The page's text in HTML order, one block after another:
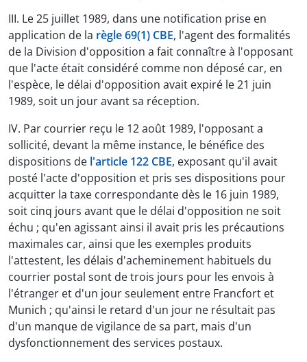
III. Le 25 juillet 1989, dans une notification prise en
application de la règle 69(1) CBE, l'agent des formalités
de la Division d'opposition a fait connaître à l'opposant
que l'acte était considéré comme non déposé car, en
l'espèce, le délai d'opposition avait expiré le 21 juin
1989, soit un jour avant sa réception.
IV. Par courrier reçu le 12 août 1989, l'opposant a
sollicité, devant la même instance, le bénéfice des
dispositions de l'article 122 CBE, exposant qu'il avait
posté l'acte d'opposition et pris ses dispositions pour
acquitter la taxe correspondante dès le 16 juin 1989,
soit cinq jours avant que le délai d'opposition ne soit
échu ; qu'en agissant ainsi il avait pris les précautions
maximales car, ainsi que les exemples produits
l'attestent, les délais d'acheminement habituels du
courrier postal sont de trois jours pour les envois à
l'étranger et d'un jour seulement entre Francfort et
Munich ; qu'ainsi le retard d'un jour ne résultait pas
d'un manque de vigilance de sa part, mais d'un
dysfonctionnement des services postaux.